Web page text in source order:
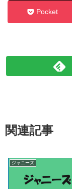
Pocket
関連記事
ジャニーズ